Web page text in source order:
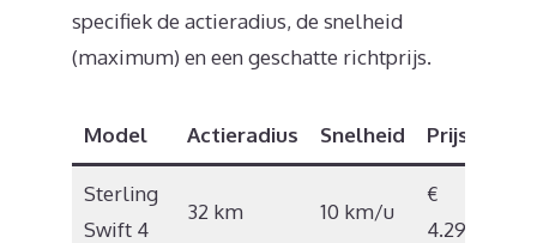
specifiek de actieradius, de snelheid
(maximum) en een geschatte richtprijs.
Model Actieradius Snelheid Prijs
Sterling
Swift 4
32 km 10 km/u
€
4.297